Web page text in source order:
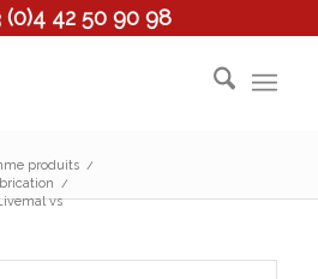
(0)4 42 50 90 98
produits /
/
vs